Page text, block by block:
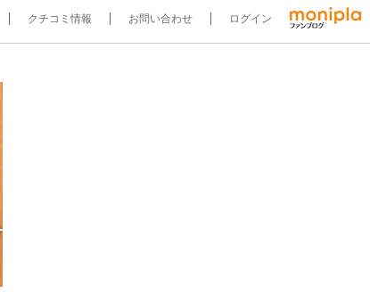
クチコミ情報 お問い合わせ ログイン